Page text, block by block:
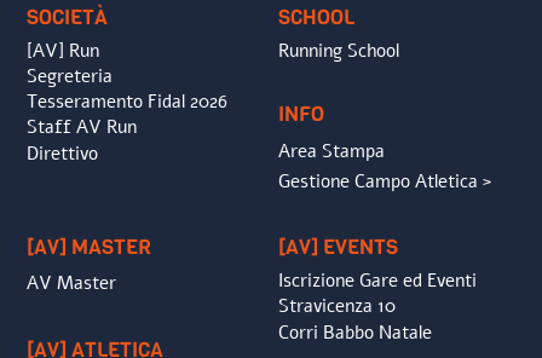
SOCIETÀ
[AV] Run
Segreteria
Tesseramento Fidal 2026
Staff AV Run
Direttivo
SCHOOL
Running School
INFO
Area Stampa
Gestione Campo Atletica >
[AV] MASTER
AV Master
[AV] ATLETICA
[AV] EVENTS
Iscrizione Gare ed Eventi
Stravicenza 10
Corri Babbo Natale